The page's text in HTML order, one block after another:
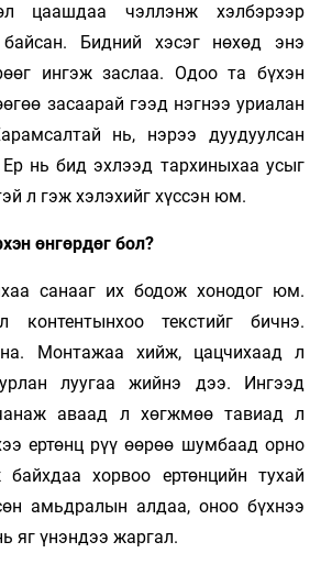
цаашдаа чэллэнж хэлбэрээр
Бидний хэсэг нөхөд энэ
ингэж заслаа. Одоо та бүхэн
засаарай гээд нэгнээ уриалан
нь, нэрээ дуудуулсан
Ер нь бид эхлээд тархиныхаа усыг
л гэж хэлэхийг хүссэн юм.
өнгөрдөг бол?
санааг их бодож хонодог юм.
контентынхоо текстийг бичнэ.
Монтажаа хийж, цацчихаад л
луугаа жийнэ дээ. Ингээд
аваад л хөгжмөө тавиад л
ертөнц рүү өөрөө шумбаад орно
хорвоо ертөнцийн тухай
амьдралын алдаа, оноо бүхнээ
яг үнэндээ жаргал.